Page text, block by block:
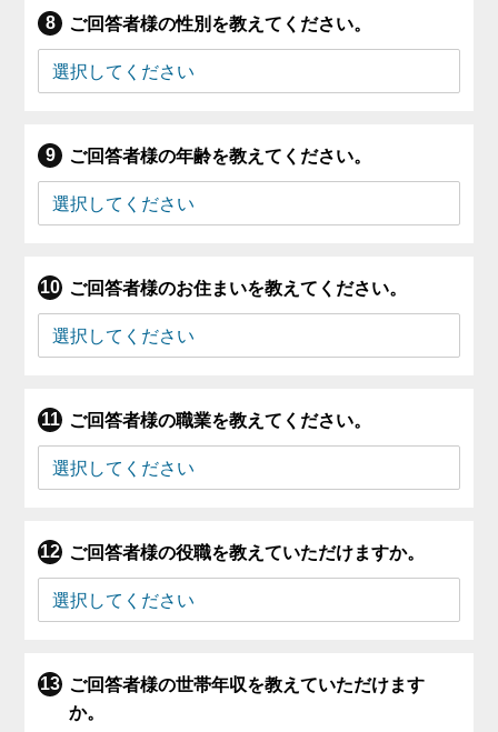
ご回答者様の性別を教えてください。
ご回答者様の年齢を教えてください。
ご回答者様のお住まいを教えてください。
ご回答者様の職業を教えてください。
ご回答者様の役職を教えていただけますか。
ご回答者様の世帯年収を教えていただけます
か。